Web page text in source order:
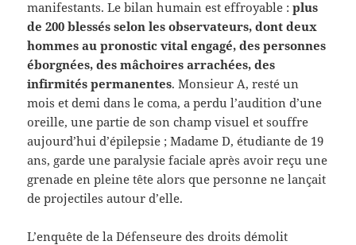
manifestants. Le bilan humain est effroyable :plus
de 200 blessés selon les observateurs, dont deux
hommes au pronostic vital engagé, des personnes
éborgnées, des mâchoires arrachées, des
infirmités permanentes. Monsieur A, resté un
mois et demi dans le coma, a perdu l’audition d’une
oreille, une partie de son champ visuel et souffre
aujourd’hui d’épilepsie ; Madame D, étudiante de 19
ans, garde une paralysie faciale après avoir reçu une
grenade en pleine tête alors que personne ne lançait
de projectiles autour d’elle.
L’enquête de la Défenseure des droits démolit